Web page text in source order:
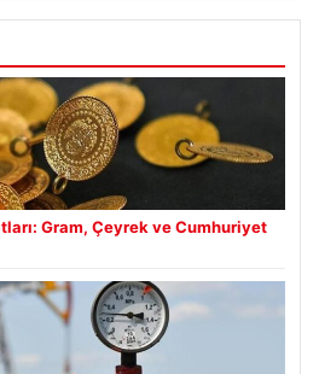
Gram, Çeyrek ve Cumhuriyet